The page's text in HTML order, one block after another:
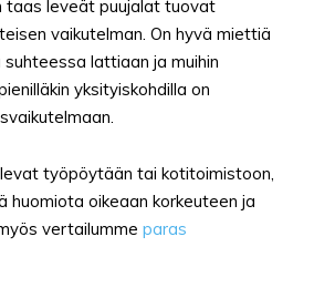
taas leveät puujalat tuovat
vaikutelman. On hyvä miettiä
lattiaan ja muihin
yksityiskohdilla on
työpöytään tai kotitoimistoon,
huomiota oikeaan korkeuteen ja
vertailumme paras